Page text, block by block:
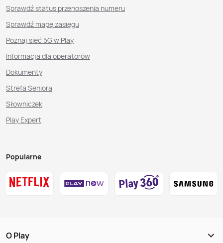
Sprawdź status przenoszenia numeru
Sprawdź mapę zasięgu
Poznaj sieć 5G w Play
Informacja dla operatorów
Dokumenty
Strefa Seniora
Słowniczek
Play Expert
Popularne
O Play